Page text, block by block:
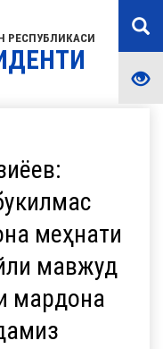
РЕСПУБЛИКАСИ
меҳнати
мавжуд
мардона